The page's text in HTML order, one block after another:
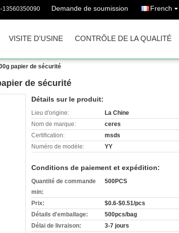
13560350090 Demande de soumission French
VISITE D'USINE CONTRÔLE DE LA QUALITÉ
papier de sécurité
de sécurité
Détails sur le produit:
Lieu d'origine:
La Chine
Nom de marque:
ceres
Certification:
msds
Numéro de modèle:
YY
Conditions de paiement et expédition:
Quantité de commande
min:
500PCS
Prix:
$0.6-$0.51/pcs
Détails d'emballage:
500pcs/bag
Délai de livraison:
3-7 jours